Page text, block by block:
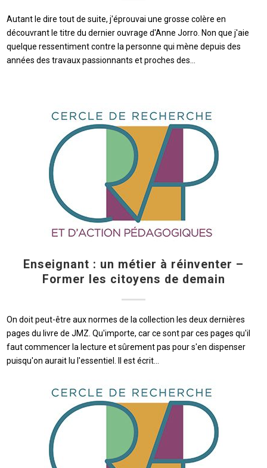
Autant le dire tout de suite, j'éprouvai une grosse colère en
découvrant le titre du dernier ouvrage d'Anne Jorro. Non que j'aie
quelque ressentiment contre la personne qui mène depuis des
années des travaux passionnants et proches des…
Enseignant : un métier à réinventer –
Former les citoyens de demain
On doit peut-être aux normes de la collection les deux dernières
pages du livre de JMZ. Qu'importe, car ce sont par ces pages qu'il
faut commencer la lecture et sûrement pas pour s'en dispenser
puisqu'on aurait lu l'essentiel. Il est écrit…